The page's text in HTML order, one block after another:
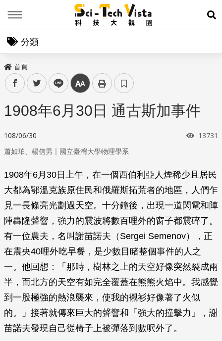
展
分類
首頁
facebooktwitter line 中
1908年6月30日 通古斯加事件
108/06/30 瀏覽次
13731
蕭如珀、楊信男 ｜ 國立臺灣大學物理學系
1908年6月30日上午，在一個西伯利亞人煙稀少且居民
大都為鄂溫克族原住民和俄羅斯拓荒者的地區，人們乍
見一長條亮光劃過天空。十分鐘後，出現一道閃電和陣
陣轟隆聲響，強力的震波將數百哩外的窗子都震碎了。
有一位農夫，名叫謝苗諾夫（Sergei Semenov），正
在震央40哩外吃早餐，是少數目睹整個事件的人之
一。他回想：「那時，樹林之上的天空好像突然裂成兩
半，而北方的天空有如完全覆蓋在熊熊火焰中。我感覺
到一股極強的熱浪襲來，使我的襯衫好像著了火似
的。」接著就傳來巨大的聲響和「強大的撞擊力」，謝
苗諾夫發現自己從椅子上被彈落到數呎外了。